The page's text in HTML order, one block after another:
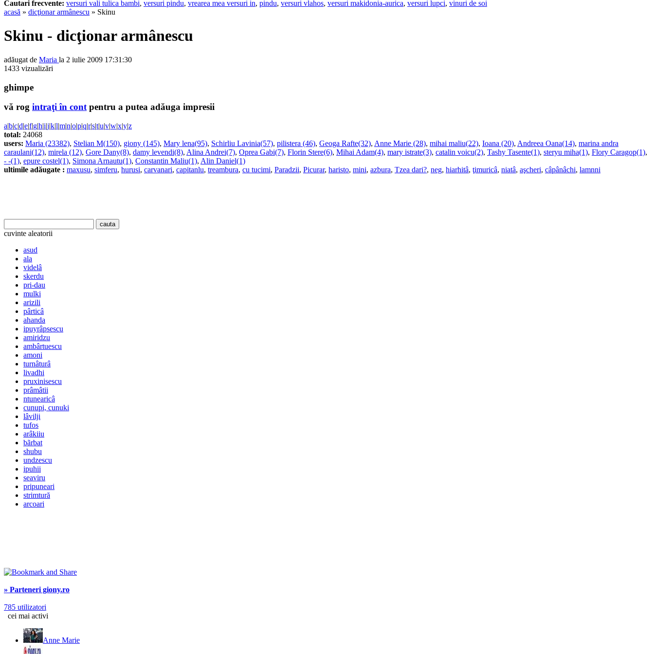
Cautari frecvente: versuri vali tulica bambi, versuri pindu, vrearea mea versuri in, pindu, versuri vlahos, versuri makidonia-aurica, versuri lupci, vinuri de soi
acasă » dicţionar armânescu » Skinu
Skinu - dicţionar armânescu
adăugat de Maria la 2 iulie 2009 17:31:30
1433 vizualizări
ghimpe
vă rog intraţi în contpentru a putea adăuga impresii
a|b|c|d|e|f|g|h|i|j|k|l|m|n|o|p|q|r|s|t|u|v|w|x|y|z
total: 24068
users: Maria (23382), Stelian M(150), giony (145), Mary lena(95), Schirliu Lavinia(57), pilistera (46), Geoga Rafte(32), Anne Marie (28), mihai maliu(22), Ioana (20), Andreea Oana(14), marina andra
caraulani(12), mirela (12), Gore Dany(8), damy levendi(8), Alina Andrei(7), Oprea Gabi(7), Florin Stere(6), Mihai Adam(4), mary istrate(3), catalin voicu(2), Tashy Tasente(1), steryu miha(1), Flory Caragop(1),
- -(1), epure costel(1), Simona Arnautu(1), Constantin Maliu(1), Alin Daniel(1)
ultimile adăugate : maxusu, simferu, hurusi, carvanari, capitanlu, treambura, cu tucimi, Paradzii, Picurar, haristo, mini, azbura, Tzea dari?, neg, hiarhitâ, ţimuricâ, niatâ, aşcheri, câpânâchi, lamnni
cuvinte aleatorii
asud
ala
videlâ
skerdu
pri-dau
mulki
arizili
pârticâ
ahanda
ipuyrâpsescu
amiridzu
ambârtuescu
amoni
turnâturâ
livadhi
pruxinisescu
prâmâtii
ntunearicâ
cunupi, cunuki
lâvilji
tufos
arâkiiu
bãrbat
shubu
undzescu
ipuhii
seaviru
pripuneari
strimtură
arcoari
» Parteneri giony.ro
785 utilizatori
cei mai activi
Anne Marie